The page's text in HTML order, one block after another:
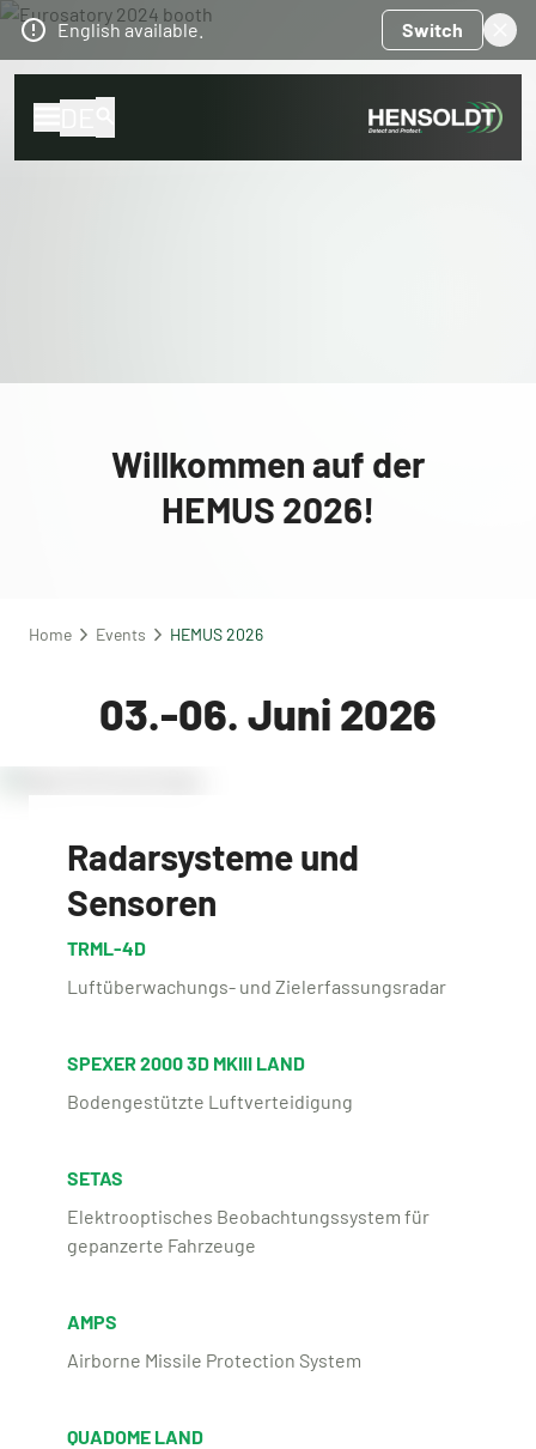
English available. Switch
Willkommen auf der
HEMUS 2026!
Home Events HEMUS 2026
03.-06. Juni 2026
Radarsysteme und
Sensoren
TRML-4D
Luftüberwachungs- und Zielerfassungsradar
SPEXER 2000 3D MKIII LAND
Bodengestützte Luftverteidigung
SETAS
Elektrooptisches Beobachtungssystem für
gepanzerte Fahrzeuge
AMPS
Airborne Missile Protection System
QUADOME LAND